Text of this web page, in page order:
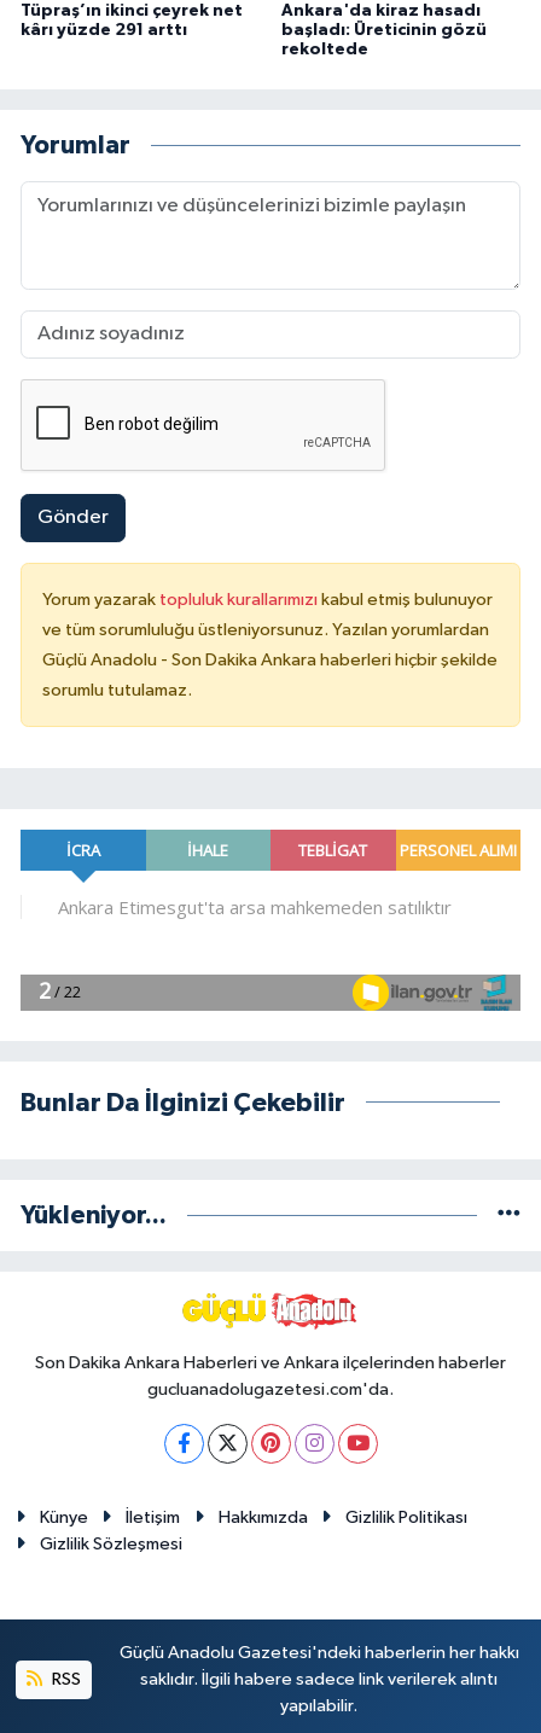
Tüpraş’ın ikinci çeyrek net
kârı yüzde 291 arttı
Ankara'da kiraz hasadı
başladı: Üreticinin gözü
rekoltede
Yorumlar
Gönder
Yorum yazarak topluluk kurallarımızı kabul etmiş bulunuyor
ve tüm sorumluluğu üstleniyorsunuz. Yazılan yorumlardan
Güçlü Anadolu - Son Dakika Ankara haberleri hiçbir şekilde
sorumlu tutulamaz.
Bunlar Da İlginizi Çekebilir
Yükleniyor...
Son Dakika Ankara Haberleri ve Ankara ilçelerinden haberler
gucluanadolugazetesi.com'da.
Künye İletişim Hakkımızda
Gizlilik Politikası
Gizlilik Sözleşmesi
RSS
Güçlü Anadolu Gazetesi'ndeki haberlerin her hakkı
saklıdır. İlgili habere sadece link verilerek alıntı
yapılabilir.